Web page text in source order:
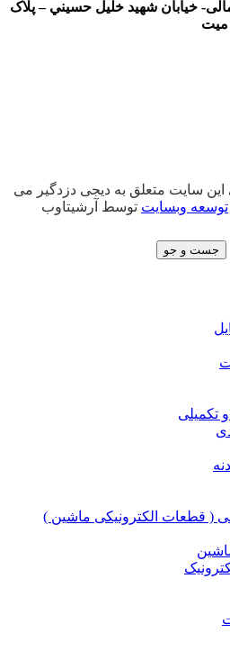
خيابان شهيد خليل حسيني – پلاک
سایت متعلق به دیجی دزدگیر می
توسعه وبسایت توسط آرشیتاوب
جست و جو
تکمیلی
( قطعات الکترونیکی ماشین )